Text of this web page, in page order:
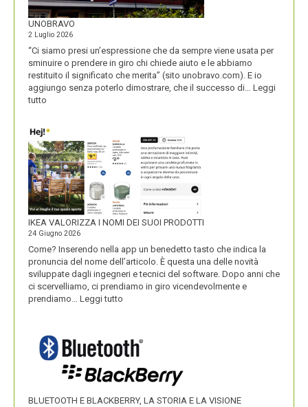
UNOBRAVO
2 Luglio 2026
“Ci siamo presi un’espressione che da sempre viene usata per
sminuire o prendere in giro chi chiede aiuto e le abbiamo
restituito il significato che merita” (sito unobravo.com). E io
aggiungo senza poterlo dimostrare, che il successo di… Leggi
tutto
IKEA VALORIZZA I NOMI DEI SUOI PRODOTTI
24 Giugno 2026
Come? Inserendo nella app un benedetto tasto che indica la
pronuncia del nome dell’articolo. È questa una delle novità
sviluppate dagli ingegneri e tecnici del software. Dopo anni che
ci scervelliamo, ci prendiamo in giro vicendevolmente e
prendiamo… Leggi tutto
NOMI
DEI
SUOI
PRODOTTI
BLUETOOTH E BLACKBERRY, LA STORIA E LA VISIONE